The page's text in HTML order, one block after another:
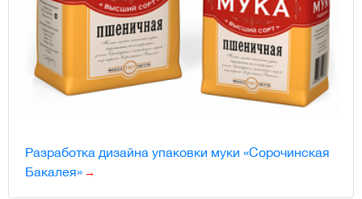
Разработка дизайна упаковки муки «Сорочинская
Бакалея»